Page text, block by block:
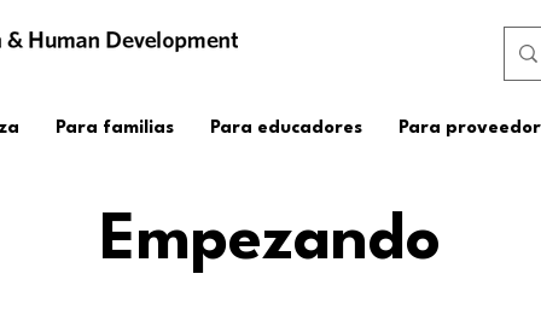
Para familias Para educadores Para
Empezando